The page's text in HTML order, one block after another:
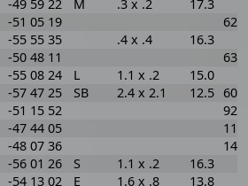
-49 59 22 M .3 x .2
17.3
-51 05 19
-55 55 35 .4 x .4
16.3
-50 48 11
-55 08 24 L 1.1 x .2
15.0
-57 47 25 SB 2.4 x 2.1 12.5
-51 15 52
-47 44 05
-48 07 36
-56 01 26 S 1.1 x .2
16.3
-54 13 02 E 1.6 x .8
13.8